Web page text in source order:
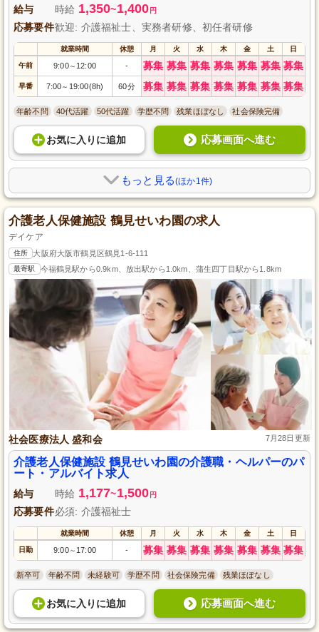
給与 時給 1,350~1,400 円
応募要件歓迎: 介護福祉士、実務者研修、初任者研修
就業時間 休憩 月 火 水 木 金 土 日
午前 9:00～ 12:00 - 募集 募集 募集 募集 募集 募集 募集
早番 7:00～ 19:00(8h) 60分 募集 募集 募集 募集 募集 募集 募集
年齢不問 40代活躍 50代活躍 学歴不問 残業ほぼなし 社会保険完備
お気に入り に追加 応募画面へ進む
もっと見る(ほか1件)
介護老人保健施設 鶴見せいわ園の求人
デイケア
住所 大阪府大阪市鶴見区鶴見1-6-111
最寄駅 今福鶴見駅から0.9km、放出駅から1.0km、蒲生四丁目駅から1.8km
社会医療法人 盛和会 7月28日更新
介護老人保健施設 鶴見せいわ園の介護職・ヘルパーのパ
ート・アルバイト求人
給与 時給 1,177~1,500 円
応募要件必須: 介護福祉士
就業時間 休憩 月 火 水 木 金 土 日
日勤 9:00～ 17:00 - 募集 募集 募集 募集 募集 募集 募集
新卒可 年齢不問 未経験可 学歴不問 社会保険完備 残業ほぼなし
お気に入り に追加 応募画面へ進む